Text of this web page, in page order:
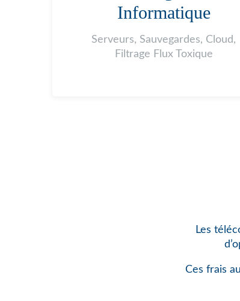
Informatique
Serveurs, Sauvegardes, Cloud,
Filtrage Flux Toxique
Les
Ces frais